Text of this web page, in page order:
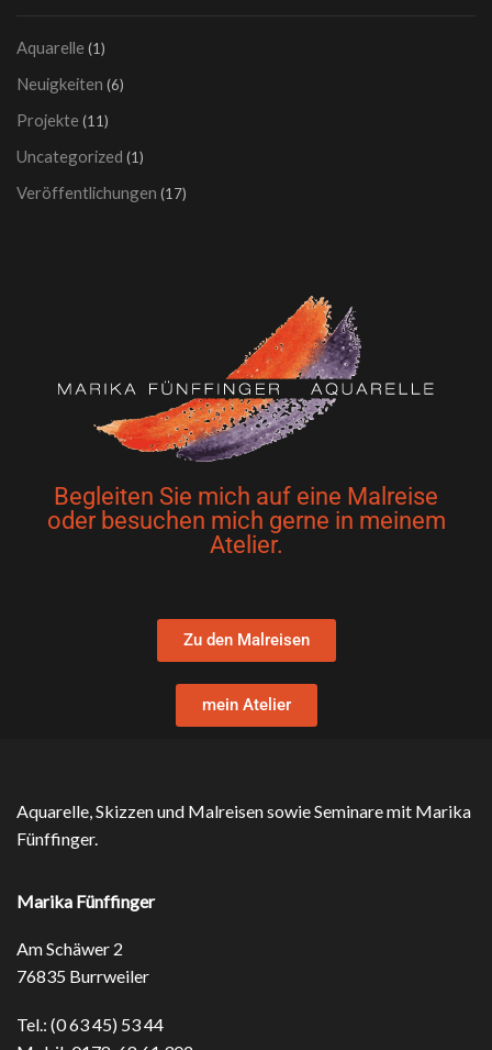
Aquarelle (1)
Neuigkeiten (6)
Projekte (11)
Uncategorized (1)
Veröffentlichungen (17)
Begleiten Sie mich auf eine Malreise
oder besuchen mich gerne in meinem
Atelier.
Zu den Malreisen
mein Atelier
Aquarelle, Skizzen und Malreisen sowie Seminare mit Marika
Fünffinger.
Marika Fünffinger
Am Schäwer 2
76835 Burrweiler
Tel.: (0 63 45) 53 44